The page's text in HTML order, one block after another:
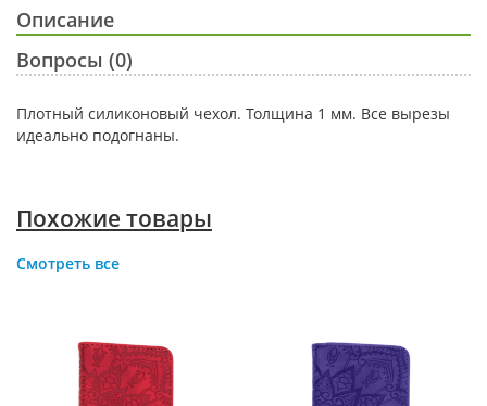
Описание
Вопросы (0)
Плотный силиконовый чехол. Толщина 1 мм. Все вырезы
идеально подогнаны.
Похожие товары
Смотреть все